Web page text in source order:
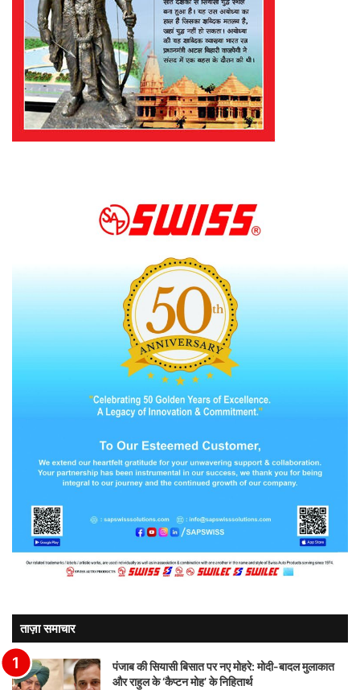
ताज़ा समाचार
पंजाब की सियासी बिसात पर नए मोहरे: मोदी-बादल मुलाकात
और राहुल के ‘कैप्टन मोह’ के निहितार्थ